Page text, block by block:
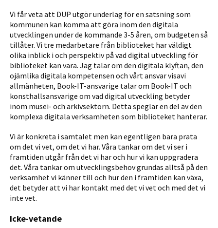
Vi får veta att DUP utgör underlag för en satsning som
kommunen kan komma att göra inom den digitala
utvecklingen under de kommande 3-5 åren, om budgeten så
tillåter. Vi tre medarbetare från biblioteket har väldigt
olika inblick i och perspektiv på vad digital utveckling för
biblioteket kan vara. Jag talar om den digitala klyftan, den
ojämlika digitala kompetensen och vårt ansvar visavi
allmän­heten, Book-IT-ansvarige talar om Book-IT och
konsthallsansvarige om vad digital utveckling betyder
inom musei- och arkivsektorn. Detta speglar en del av den
komplexa digitala verksamheten som biblioteket hanterar.
Vi är konkreta i samtalet men kan egentligen bara prata
om det vi vet, om det vi har. Våra tankar om det vi ser i
framtiden utgår från det vi har och hur vi kan uppgradera
det. Våra tankar om utvecklings­behov grundas alltså på den
verksamhet vi känner till och hur den i framtiden kan växa,
det betyder att vi har kontakt med det vi vet och med det vi
inte vet.
Icke-vetande